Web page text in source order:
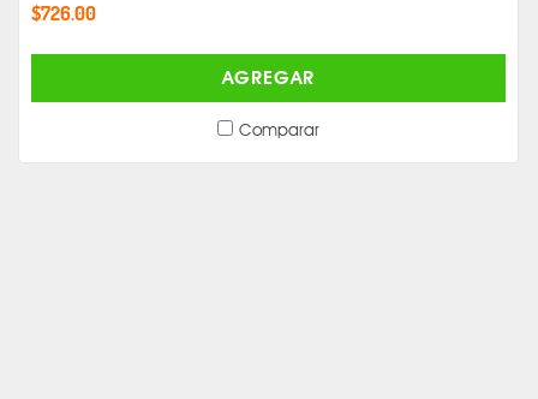
$726.00
AGREGAR
Comparar